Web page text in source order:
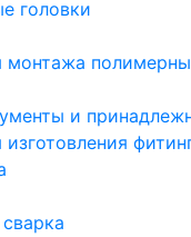
головки
монтажа
и